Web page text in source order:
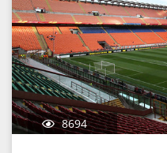
8694